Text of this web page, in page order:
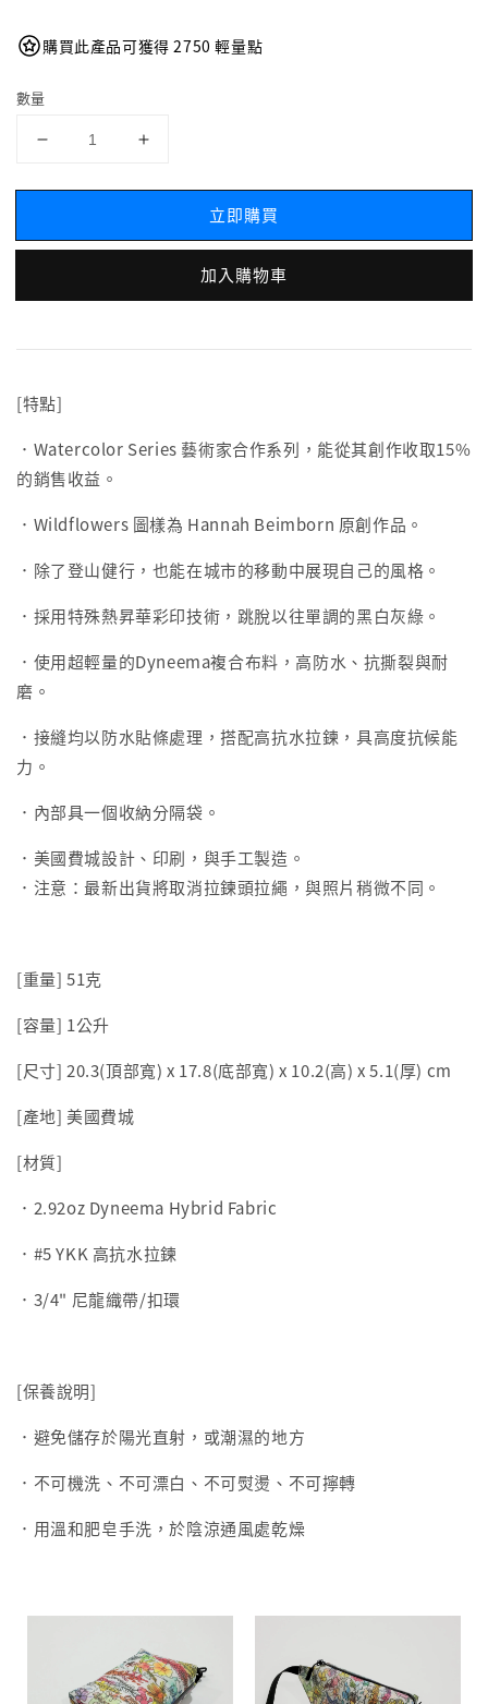
購買此產品可獲得 2750 輕量點
數量
立即購買
加入購物車
[特點]
．Watercolor Series 藝術家合作系列，能從其創作收取15%
的銷售收益。
．Wildflowers 圖樣為 Hannah Beimborn 原創作品。
．除了登山健行，也能在城市的移動中展現自己的風格。
．採用特殊熱昇華彩印技術，跳脫以往單調的黑白灰綠。
．使用超輕量的Dyneema複合布料，高防水、抗撕裂與耐
磨。
．接縫均以防水貼條處理，搭配高抗水拉鍊，具高度抗候能
力。
．內部具一個收納分隔袋。
．美國費城設計、印刷，與手工製造。
．注意：最新出貨將取消拉鍊頭拉繩，與照片稍微不同。
[重量] 51克
[容量] 1公升
[尺寸] 20.3(頂部寬) x 17.8(底部寬) x 10.2(高) x 5.1(厚) cm
[產地] 美國費城
[材質]
．2.92oz Dyneema Hybrid Fabric
．#5 YKK 高抗水拉鍊
．3/4" 尼龍織帶/扣環
[保養說明]
．避免儲存於陽光直射，或潮濕的地方
．不可機洗、不可漂白、不可熨燙、不可擰轉
．用溫和肥皂手洗，於陰涼通風處乾燥